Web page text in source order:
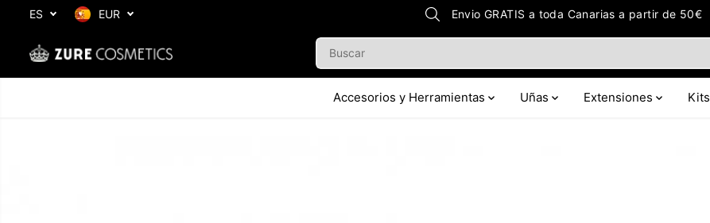
SALTAR AL
CONTENIDO
ES EUR Envio GRATIS a toda Canarias a partir de 50€
Accesorios y Herramientas Uñas Extensiones Kits